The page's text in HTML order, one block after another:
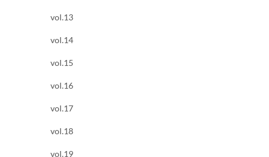
vol.13
vol.14
vol.15
vol.16
vol.17
vol.18
vol.19